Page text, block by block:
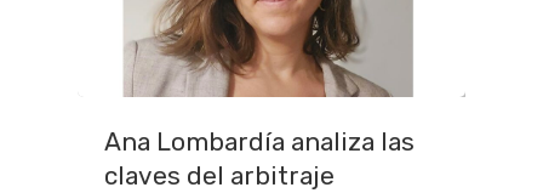
Ana Lombardía analiza las
claves del arbitraje